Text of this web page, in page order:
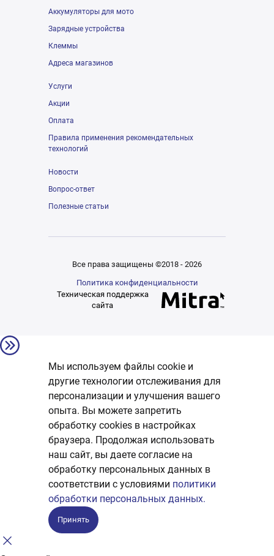
Аккумуляторы для мото
Зарядные устройства
Клеммы
Адреса магазинов
Услуги
Акции
Оплата
Правила применения рекомендательных
технологий
Новости
Вопрос-ответ
Полезные статьи
Все права защищены ©2018 - 2026
Политика конфиденциальности
Техническая поддержка
сайта
Мы используем файлы cookie и
другие технологии отслеживания для
персонализации и улучшения вашего
опыта. Вы можете запретить
обработку сookies в настройках
браузера. Продолжая использовать
наш сайт, вы даете согласие на
обработку персональных данных в
соответствии с условиями политики
обработки персональных данных.
Принять